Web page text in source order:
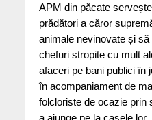
APM din păcate
prădători a căror
animale nevinovate și
chefuri stropite cu mult
afaceri pe bani publici în
în acompaniament de
folcloriste de ocazie prin
a ajunge pe la casele lor.